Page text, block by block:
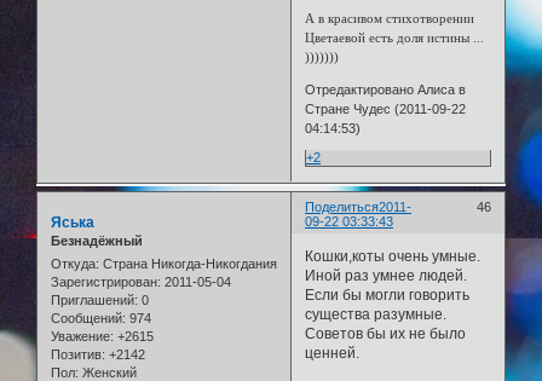
А в красивом стихотворении
Цветаевой есть доля истины ...
)))))))
Отредактировано Алиса в
Стране Чудес (2011-09-22
04:14:53)
+2
Поделиться 46
2011-
09-22 03:33:43
Яська
Безнадёжный
Откуда: Страна Никогда-Никогдания
Зарегистрирован: 2011-05-04
Приглашений: 0
Сообщений: 974
Уважение: +2615
Позитив: +2142
Пол: Женский
Кошки,коты очень умные.
Иной раз умнее людей.
Если бы могли говорить
существа разумные.
Советов бы их не было
ценней.